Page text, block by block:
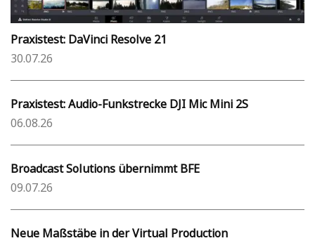
Praxistest: DaVinci Resolve 21
30.07.26
Praxistest: Audio-Funkstrecke DJI Mic Mini 2S
06.08.26
Broadcast Solutions übernimmt BFE
09.07.26
Neue Maßstäbe in der Virtual Production